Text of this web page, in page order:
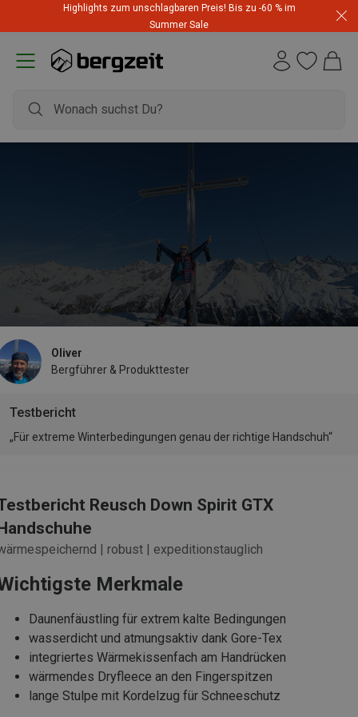
Highlights zum unschlagbaren Preis! Bis zu -60 % im
Summer Sale
Testbericht
Oliver
Bergführer & Produkttester
„Für extreme Winterbedingungen genau der richtige Handschuh“
Reusch Down Spirit GTX
| robust | expeditionstauglich
Merkmale
Daunenfäustling für extrem kalte Bedingungen
wasserdicht und atmungsaktiv dank Gore-Tex
integriertes Wärmekissenfach am Handrücken
wärmendes Dryfleece an den Fingerspitzen
lange Stulpe mit Kordelzug für Schneeschutz